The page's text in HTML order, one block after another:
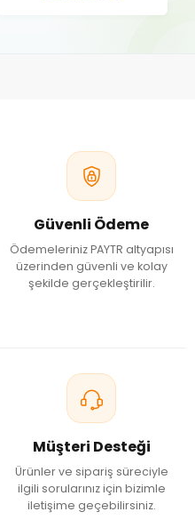
Güvenli Ödeme
Ödemeleriniz PAYTR altyapısı
üzerinden güvenli ve kolay
şekilde gerçekleştirilir.
Müşteri Desteği
Ürünler ve sipariş süreciyle
ilgili sorularınız için bizimle
iletişime geçebilirsiniz.